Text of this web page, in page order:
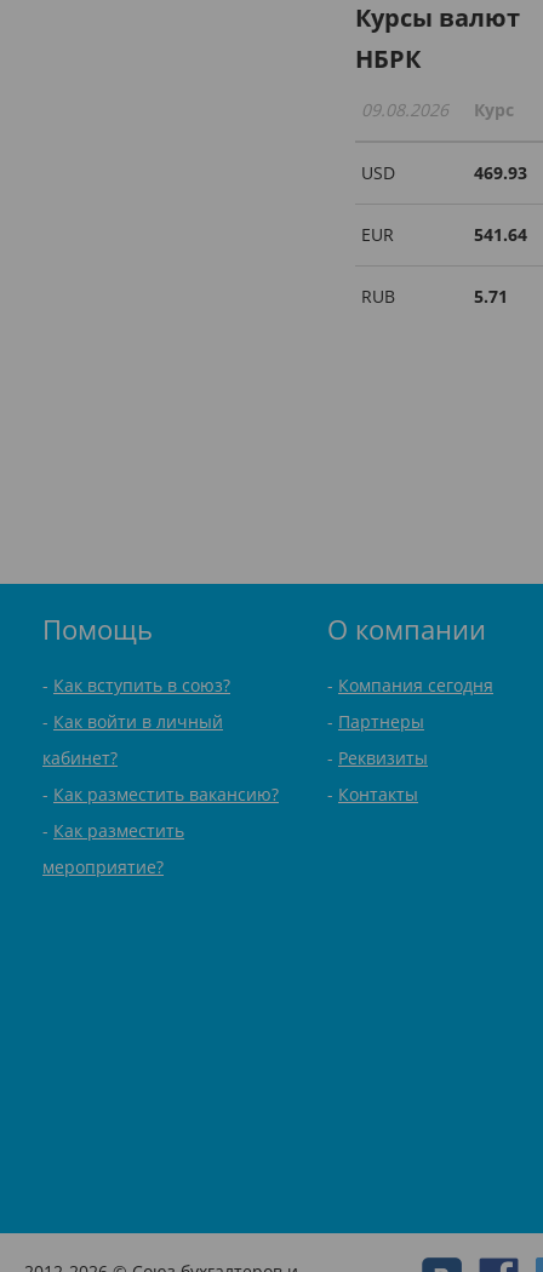
Курсы валют
НБРК
09.08.2026 Курс
USD 469.93
EUR 541.64
RUB 5.71
Помощь
Как вступить в союз?
Как войти в личный
кабинет?
Как разместить вакансию?
Как разместить
мероприятие?
О компании
Компания сегодня
Партнеры
Реквизиты
Контакты